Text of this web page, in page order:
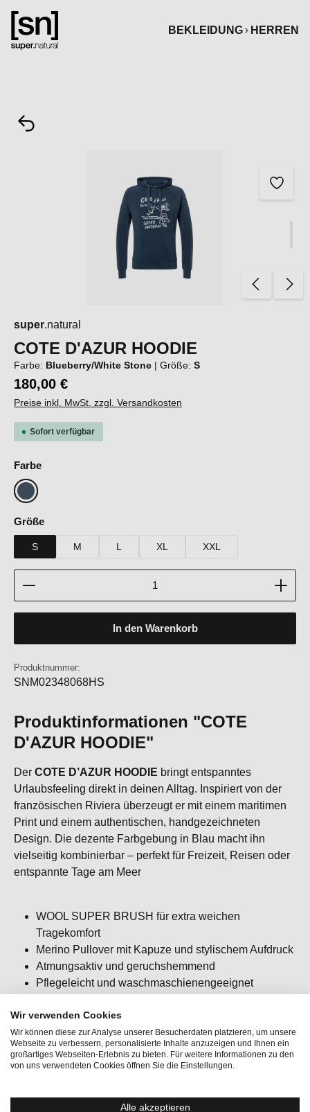
springen
BEKLEIDUNG
HERREN
super.natural
COTE D'AZUR HOODIE
Farbe: Blueberry/White Stone | Größe: S
180,00 €
Preise inkl. MwSt. zzgl. Versandkosten
Sofort verfügbar
Farbeauswählen
Blueberry/White Stone
Größeauswählen
S M L XL XXL
Produkt Anzahl: Gib den gewünschten Wert ein
In den Warenkorb
Produktnummer:
SNM02348068HS
Produktinformationen "COTE
D'AZUR HOODIE"
Der COTE D’AZUR HOODIE bringt entspanntes
Urlaubsfeeling direkt in deinen Alltag. Inspiriert von der
französischen Riviera überzeugt er mit einem maritimen
Print und einem authentischen, handgezeichneten
Design. Die dezente Farbgebung in Blau macht ihn
vielseitig kombinierbar – perfekt für Freizeit, Reisen oder
entspannte Tage am Meer
WOOL SUPER BRUSH für extra weichen
Tragekomfort
Merino Pullover mit Kapuze und stylischem Aufdruck
Atmungsaktiv und geruchshemmend
Pflegeleicht und waschmaschienengeeignet
Herren
Wir verwenden Cookies
Wir können diese zur Analyse unserer Besucherdaten platzieren, um unsere
Webseite zu verbessern, personalisierte Inhalte anzuzeigen und Ihnen ein
großartiges Webseiten-Erlebnis zu bieten. Für weitere Informationen zu den
von uns verwendeten Cookies öffnen Sie die Einstellungen.
Alle akzeptieren